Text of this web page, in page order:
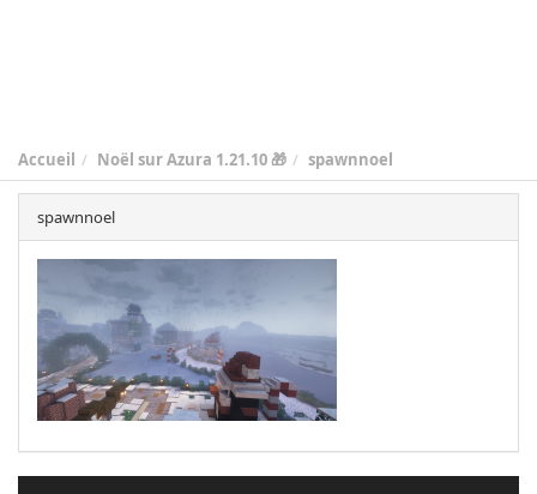
Accueil Noël sur Azura 1.21.10 🎁 spawnnoel
spawnnoel